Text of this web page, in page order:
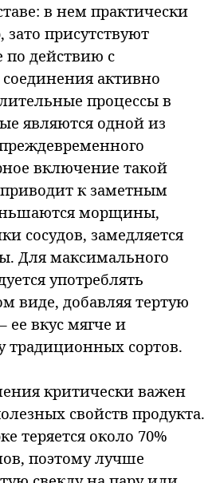
в нем практически
зато присутствуют
по действию с
активно
процессы в
являются одной из
включение такой
к заметным
морщины,
сосудов, замедляется
Для максимального
употреблять
виде, добавляя тертую
ее вкус мягче и
традиционных сортов.
критически важен
свойств продукта.
теряется около 70%
поэтому лучше